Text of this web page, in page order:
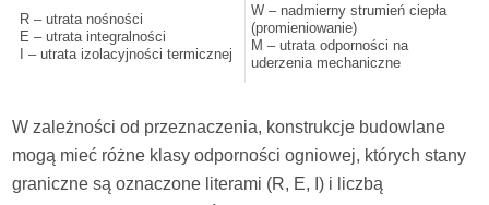
R – utrata nośności
E – utrata integralności
I – utrata izolacyjności termicznej
W – nadmierny strumień ciepła
(promieniowanie)
M – utrata odporności na
uderzenia mechaniczne
W zależności od przeznaczenia, konstrukcje budowlane
mogą mieć różne klasy odporności ogniowej, których stany
graniczne są oznaczone literami (R, E, I) i liczbą